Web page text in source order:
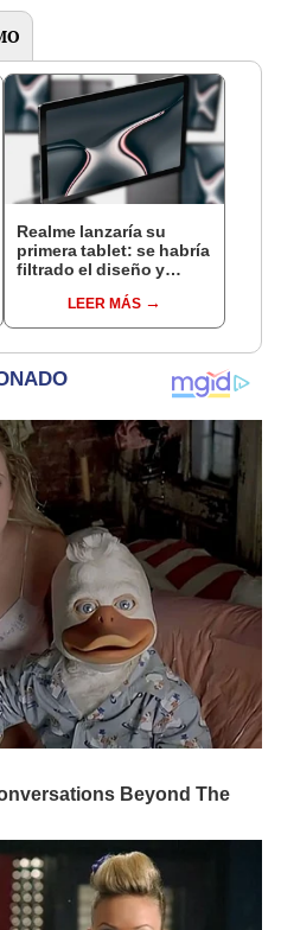
Realme lanzaría su
primera tablet: se habría
filtrado el diseño y
LEER MÁS